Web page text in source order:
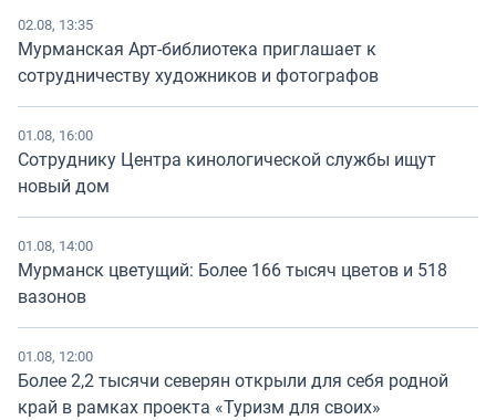
02.08, 13:35
Мурманская Арт-библиотека приглашает к
сотрудничеству художников и фотографов
01.08, 16:00
Сотруднику Центра кинологической службы ищут
новый дом
01.08, 14:00
Мурманск цветущий: Более 166 тысяч цветов и 518
вазонов
01.08, 12:00
Более 2,2 тысячи северян открыли для себя родной
край в рамках проекта «Туризм для своих»